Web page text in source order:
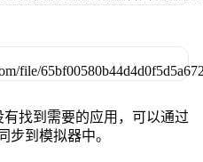
找到需要的应用，可以通过
步到模拟器中。